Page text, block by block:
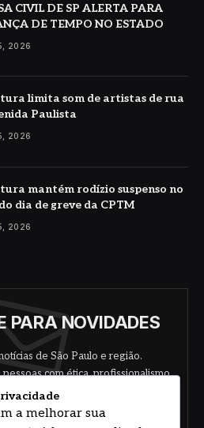
CIVIL DE SP ALERTA PARA
DE TEMPO NO ESTADO
2026
limita som de artistas de rua
Paulista
2026
mantém rodízio suspenso no
dia de greve da CPTM
2026
PARA NOVIDADES
de São Paulo e região.
com ética, profissionalismo
a melhorar sua